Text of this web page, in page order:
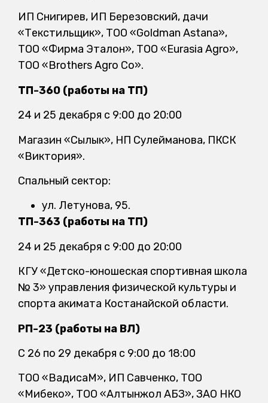
ИП Снигирев, ИП Березовский, дачи
«Текстильщик», ТОО «Goldman Astana»,
ТОО «Фирма Эталон», ТОО «Eurasia Agro»,
ТОО «Brothers Agro Co».
ТП-360 (работы на ТП)
24 и 25 декабря с 9:00 до 20:00
Магазин «Сылык», НП Сулейманова, ПКСК
«Виктория».
Спальный сектор:
ул. Летунова, 95.
ТП-363 (работы на ТП)
24 и 25 декабря с 9:00 до 20:00
КГУ «Детско-юношеская спортивная школа
№ 3» управления физической культуры и
спорта акимата Костанайской области.
РП-23 (работы на ВЛ)
С 26 по 29 декабря с 9:00 до 18:00
ТОО «ВадисаМ», ИП Савченко, ТОО
«Мибеко», ТОО «Алтынжол АБЗ», ЗАО НКО